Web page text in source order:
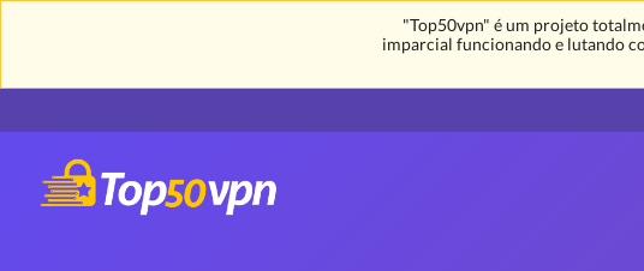
"Top50vpn" é um projeto
imparcial funcionando e lutando